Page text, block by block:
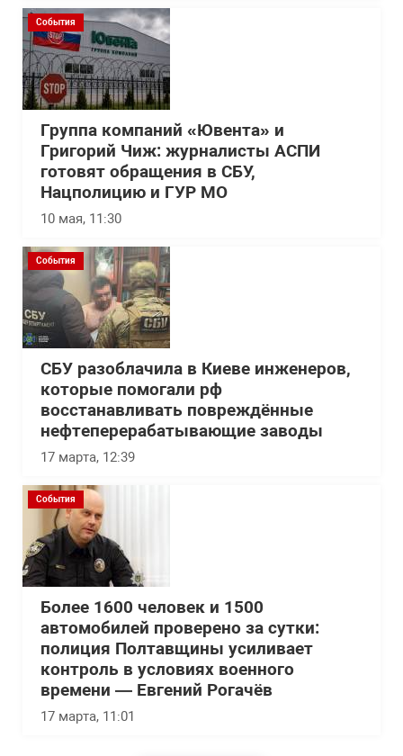
События
Группа компаний «Ювента» и
Григорий Чиж: журналисты АСПИ
готовят обращения в СБУ,
Нацполицию и ГУР МО
10 мая, 11:30
События
СБУ разоблачила в Киеве инженеров,
которые помогали рф
восстанавливать повреждённые
нефтеперерабатывающие заводы
17 марта, 12:39
События
Более 1600 человек и 1500
автомобилей проверено за сутки:
полиция Полтавщины усиливает
контроль в условиях военного
времени — Евгений Рогачёв
17 марта, 11:01